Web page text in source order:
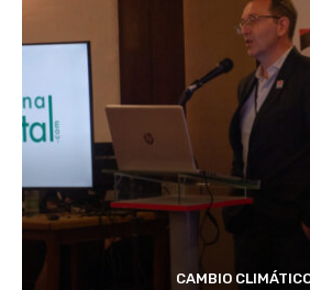
CAMBIO